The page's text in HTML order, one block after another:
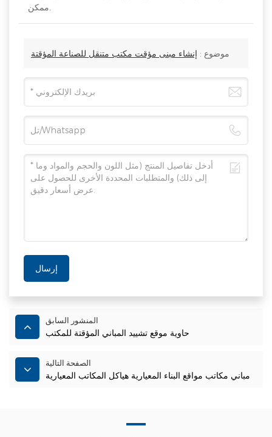
موضوع : إنشاء مبنى مؤقت مكتب متنقل للصناعة المؤقتة
إرسال
المنشور السابق
حاوية موقع تشييد المباني المؤقتة للمكتب
الصفحة التالية
مباني مكاتب مواقع البناء المعيارية هياكل المكاتب المعيارية